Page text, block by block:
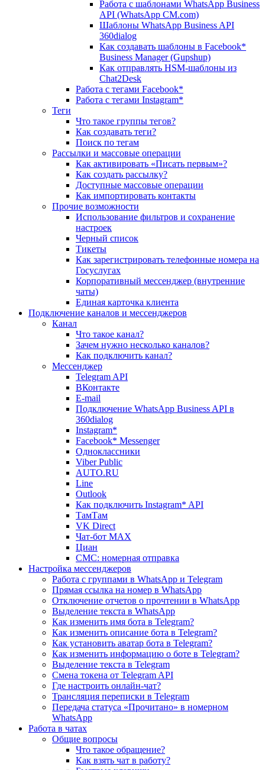
Работа с шаблонами WhatsApp Business
API (WhatsApp CM.com)
Шаблоны WhatsApp Business API
360dialog
Как создавать шаблоны в Facebook*
Business Manager (Gupshup)
Как отправлять HSM-шаблоны из
Chat2Desk
Работа с тегами Facebook*
Работа с тегами Instagram*
Теги
Что такое группы тегов?
Как создавать теги?
Поиск по тегам
Рассылки и массовые операции
Как активировать «Писать первым»?
Как создать рассылку?
Доступные массовые операции
Как импортировать контакты
Прочие возможности
Использование фильтров и сохранение
настроек
Черный список
Тикеты
Как зарегистрировать телефонные номера на
Госуслугах
Корпоративный мессенджер (внутренние
чаты)
Единая карточка клиента
Подключение каналов и мессенджеров
Канал
Что такое канал?
Зачем нужно несколько каналов?
Как подключить канал?
Мессенджер
Telegram API
ВКонтакте
E-mail
Подключение WhatsApp Business API в
360dialog
Instagram*
Facebook* Messenger
Одноклассники
Viber Public
AUTO.RU
Line
Outlook
Как подключить Instagram* API
ТамТам
VK Direct
Чат-бот MAX
Циан
СМС: номерная отправка
Настройка мессенджеров
Работа с группами в WhatsApp и Telegram
Прямая ссылка на номер в WhatsApp
Отключение отчетов о прочтении в WhatsApp
Выделение текста в WhatsApp
Как изменить имя бота в Telegram?
Как изменить описание бота в Telegram?
Как установить аватар бота в Telegram?
Как изменить информацию о боте в Telegram?
Выделение текста в Telegram
Смена токена от Telegram API
Где настроить онлайн-чат?
Трансляция переписки в Telegram
Передача статуса «Прочитано» в номерном
WhatsApp
Работа в чатах
Общие вопросы
Что такое обращение?
Как взять чат в работу?